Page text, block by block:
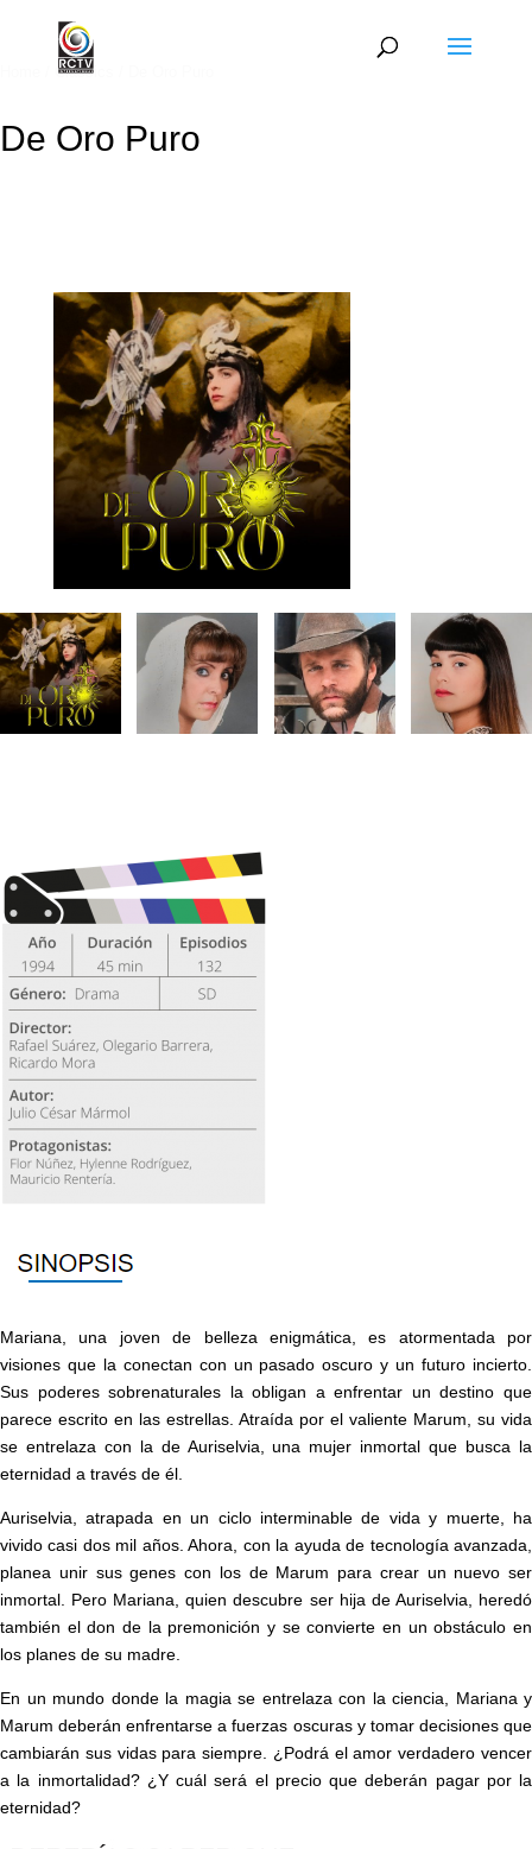
Classics
De Oro Puro
Mariana, una joven de belleza enigmática, es atormentada por
visiones que la conectan con un pasado oscuro y un futuro incierto.
Sus poderes sobrenaturales la obligan a enfrentar un destino que
parece escrito en las estrellas. Atraída por el valiente Marum, su vida
se entrelaza con la de Auriselvia, una mujer inmortal que busca la
eternidad a través de él.
Auriselvia, atrapada en un ciclo interminable de vida y muerte, ha
vivido casi dos mil años. Ahora, con la ayuda de tecnología avanzada,
planea unir sus genes con los de Marum para crear un nuevo ser
inmortal. Pero Mariana, quien descubre ser hija de Auriselvia, heredó
también el don de la premonición y se convierte en un obstáculo en
los planes de su madre.
En un mundo donde la magia se entrelaza con la ciencia, Mariana y
Marum deberán enfrentarse a fuerzas oscuras y tomar decisiones que
cambiarán sus vidas para siempre. ¿Podrá el amor verdadero vencer
a la inmortalidad? ¿Y cuál será el precio que deberán pagar por la
eternidad?